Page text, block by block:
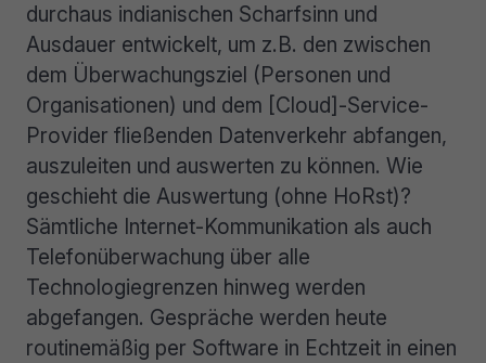
durchaus indianischen Scharfsinn und
Ausdauer entwickelt, um z.B. den zwischen
dem Überwachungsziel (Personen und
Organisationen) und dem [Cloud]-Service-
Provider fließenden Datenverkehr abfangen,
auszuleiten und auswerten zu können. Wie
geschieht die Auswertung (ohne HoRst)?
Sämtliche Internet-Kommunikation als auch
Telefonüberwachung über alle
Technologiegrenzen hinweg werden
abgefangen. Gespräche werden heute
routinemäßig per Software in Echtzeit in einen